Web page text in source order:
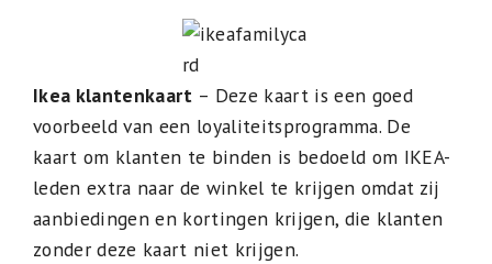
Ikea klantenkaart – Deze kaart is een goed
voorbeeld van een loyaliteitsprogramma. De
kaart om klanten te binden is bedoeld om IKEA-
leden extra naar de winkel te krijgen omdat zij
aanbiedingen en kortingen krijgen, die klanten
zonder deze kaart niet krijgen.